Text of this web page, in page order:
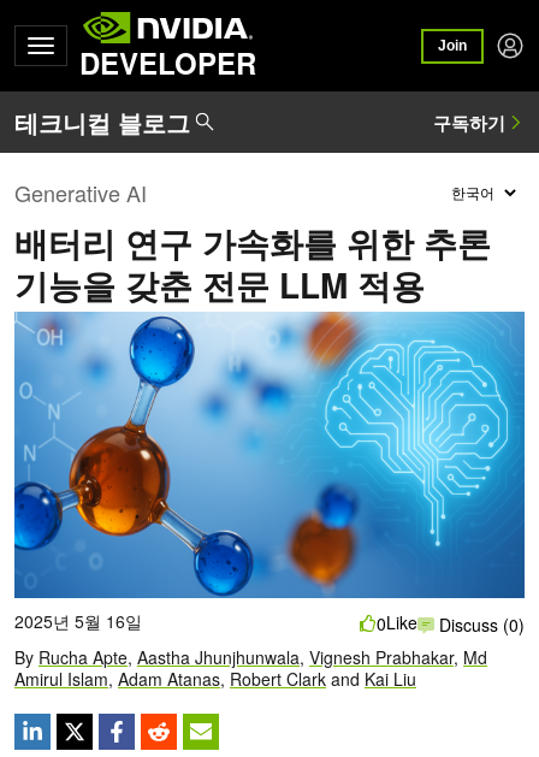
DEVELOPER Join
Generative AI
배터리 연구 가속화를 위한 추론
기능을 갖춘 전문 LLM 적용
2025년 5월 16일
By Rucha Apte, Aastha Jhunjhunwala, Vignesh Prabhakar, Md
Amirul Islam, Adam Atanas, Robert Clark and Kai Liu
0Like Discuss (0)